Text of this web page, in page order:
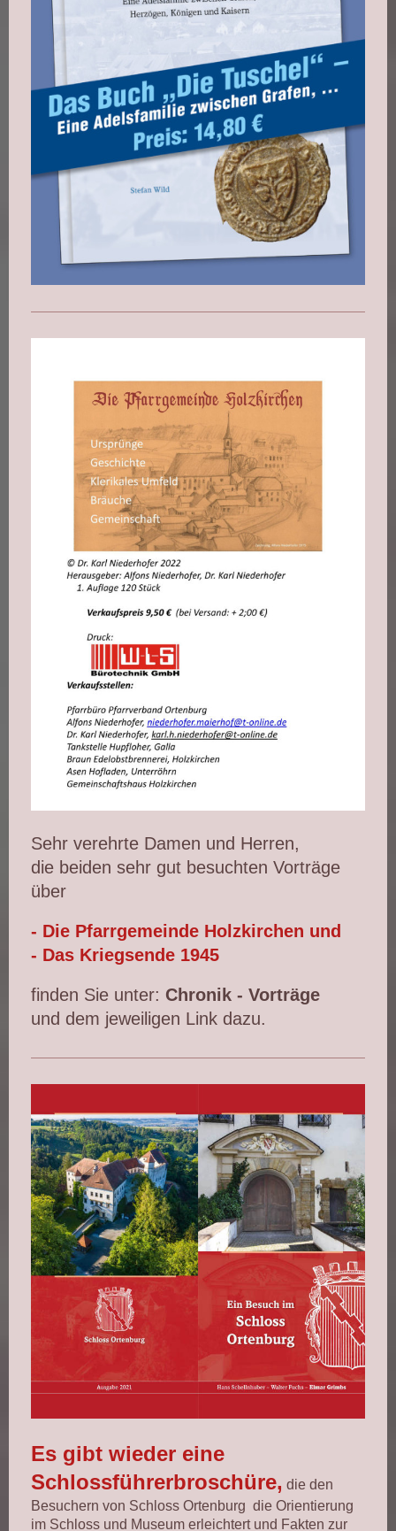
Sehr verehrte Damen und Herren,
die beiden sehr gut besuchten Vorträge
über
- Die Pfarrgemeinde Holzkirchen und
- Das Kriegsende 1945
finden Sie unter: Chronik - Vorträge
und dem jeweiligen Link dazu.
Es gibt wieder eine
Schlossführerbroschüre, die den
Besuchern von Schloss Ortenburg die Orientierung
im Schloss und Museum erleichtert und Fakten zur